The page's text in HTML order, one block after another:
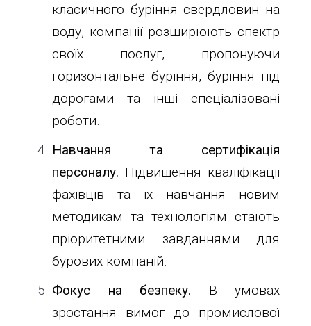
класичного буріння свердловин на
воду, компанії розширюють спектр
своїх послуг, пропонуючи
горизонтальне буріння, буріння під
дорогами та інші спеціалізовані
роботи.
Навчання та сертифікація
персоналу. Підвищення кваліфікації
фахівців та їх навчання новим
методикам та технологіям стають
пріоритетними завданнями для
бурових компаній.
Фокус на безпеку. В умовах
зростання вимог до промислової